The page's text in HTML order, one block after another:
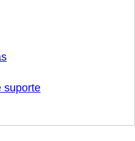
suporte